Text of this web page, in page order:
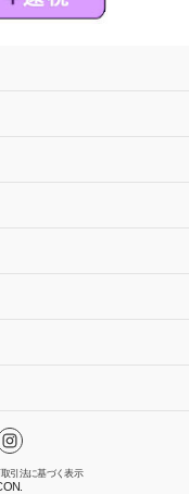
引法に基づく表示